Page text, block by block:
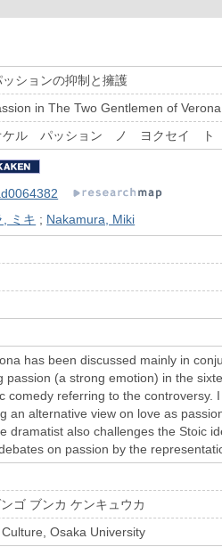
ッションの抑制と擁護
in The Two Gentlemen of Verona
ル パッション ノ ヨクセイ ト
, ミキ ; Nakamura, Miki
has been discussed mainly in
(a strong emotion) in the
comedy referring to the controversy.
an alternative view on love as
dramatist also challenges the Stoic
on passion by the
ゴ ブンカ ケンキュウカ
Osaka University